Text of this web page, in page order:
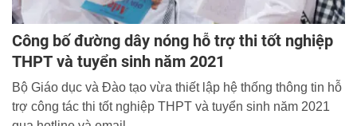
Công bố đường dây nóng hỗ trợ thi tốt nghiệp
THPT và tuyển sinh năm 2021
Bộ Giáo dục và Đào tạo vừa thiết lập hệ thống thông tin hỗ
trợ công tác thi tốt nghiệp THPT và tuyển sinh năm 2021